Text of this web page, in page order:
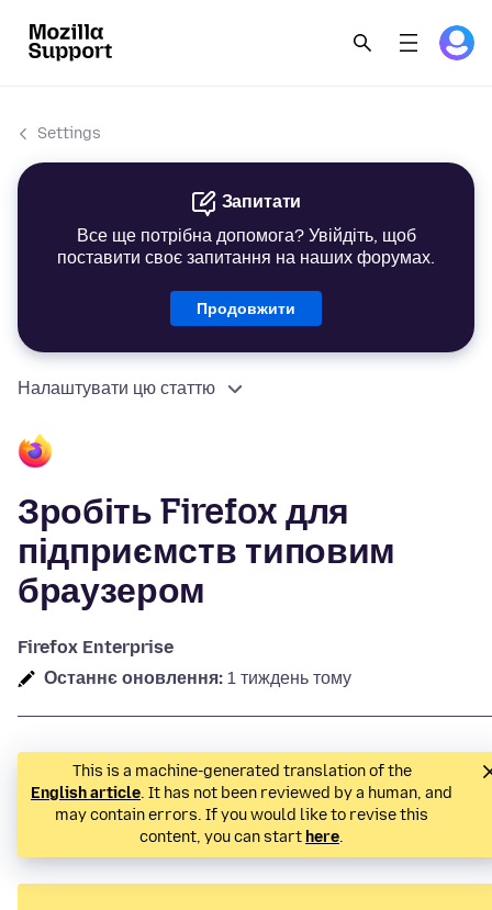
Settings
Запитати
Все ще потрібна допомога? Увійдіть, щоб
поставити своє запитання на наших форумах.
Продовжити
Налаштувати цю статтю
Зробіть Firefox для
підприємств типовим
браузером
Firefox Enterprise
Останнє оновлення: 1 тиждень тому
This is a machine-generated translation of the
English article. It has not been reviewed by a human, and
may contain errors. If you would like to revise this
content, you can start here.